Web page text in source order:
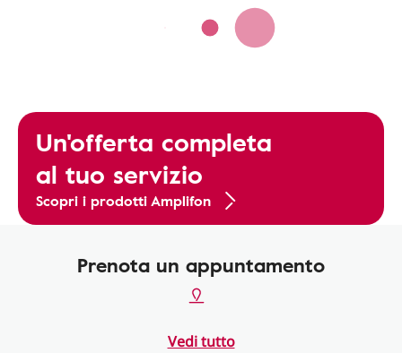
Un'offerta completa
al tuo servizio
Scopri i prodotti Amplifon
Prenota un appuntamento
Vedi tutto